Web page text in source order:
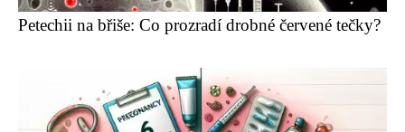
Petechii na břiše: Co prozradí drobné červené tečky?